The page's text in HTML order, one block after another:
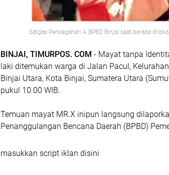
Satgas Pencegahan A BPBD Binjai saat berada
BINJAI, TIMURPOS. COM - Mayat tanpa
laki ditemukan warga di Jalan Pacul,
Binjai Utara, Kota Binjai, Sumatera Utara
pukul 10.00 WIB.
Temuan mayat MR.X inipun langsung
Penanggulangan Bencana Daerah (BPBD)
masukkan script iklan disini